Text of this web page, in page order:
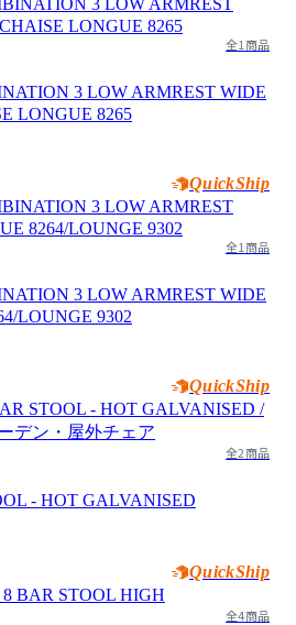
全1商品
3 LOW ARMREST WIDE
LONGUE 8265
QuickShip
全1商品
3 LOW ARMREST WIDE
LOUNGE 9302
QuickShip
全2商品
- HOT GALVANISED
QuickShip
全4商品